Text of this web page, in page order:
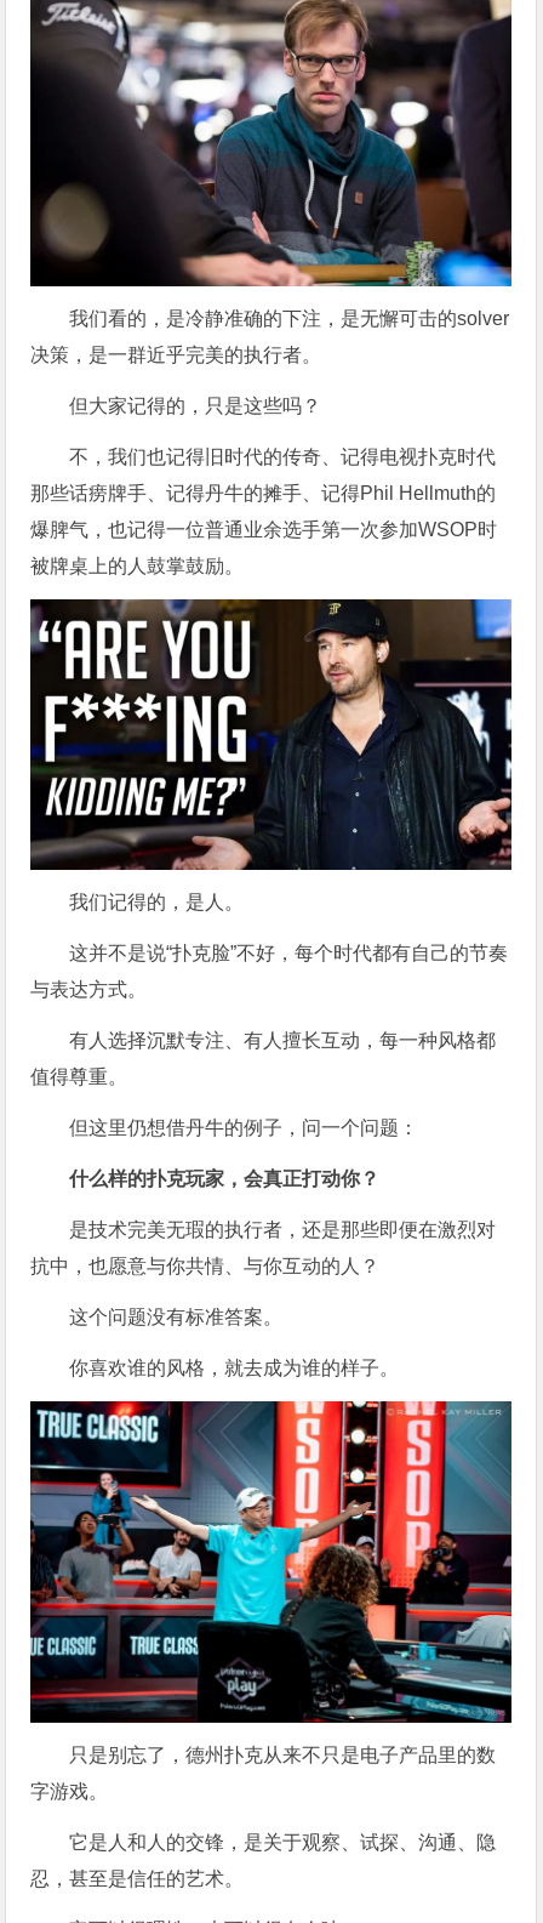
我们看的，是冷静准确的下注，是无懈可击的solver
决策，是一群近乎完美的执行者。
但大家记得的，只是这些吗？
不，我们也记得旧时代的传奇、记得电视扑克时代
那些话痨牌手、记得丹牛的摊手、记得Phil Hellmuth的
爆脾气，也记得一位普通业余选手第一次参加WSOP时
被牌桌上的人鼓掌鼓励。
我们记得的，是人。
这并不是说“扑克脸”不好，每个时代都有自己的节奏
与表达方式。
有人选择沉默专注、有人擅长互动，每一种风格都
值得尊重。
但这里仍想借丹牛的例子，问一个问题：
什么样的扑克玩家，会真正打动你？
是技术完美无瑕的执行者，还是那些即便在激烈对
抗中，也愿意与你共情、与你互动的人？
这个问题没有标准答案。
你喜欢谁的风格，就去成为谁的样子。
只是别忘了，德州扑克从来不只是电子产品里的数
字游戏。
它是人和人的交锋，是关于观察、试探、沟通、隐
忍，甚至是信任的艺术。